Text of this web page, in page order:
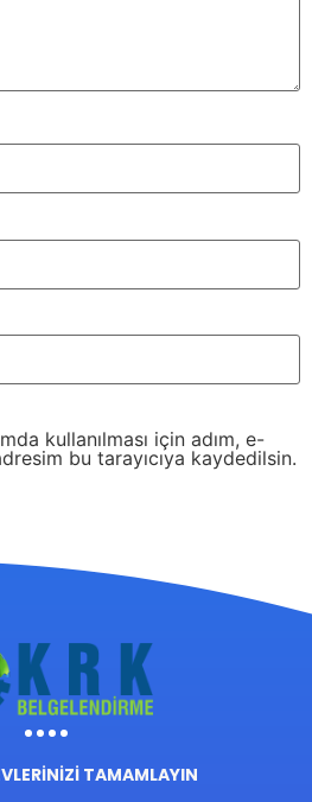
kullanılması için adım, e-
bu tarayıcıya kaydedilsin.
TAMAMLAYIN